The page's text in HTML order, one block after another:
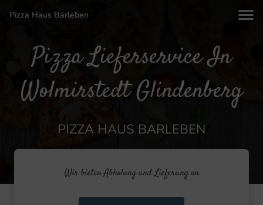
Pizza Haus Barleben
Pizza Lieferservice In
Wolmirstedt Glindenberg
PIZZA HAUS BARLEBEN
Wir bieten Abholung und Lieferung an